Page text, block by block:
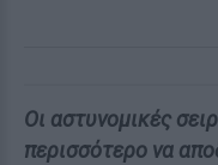
Οι αστυνομικές
περισσότερο να